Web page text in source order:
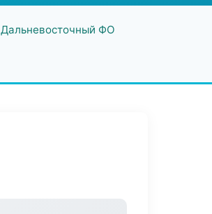
Дальневосточный ФО